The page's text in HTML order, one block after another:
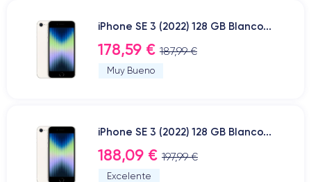
iPhone SE 3 (2022) 128 GB Blanco...
178,59 € 187,99 €
Muy Bueno
iPhone SE 3 (2022) 128 GB Blanco...
188,09 € 197,99 €
Excelente